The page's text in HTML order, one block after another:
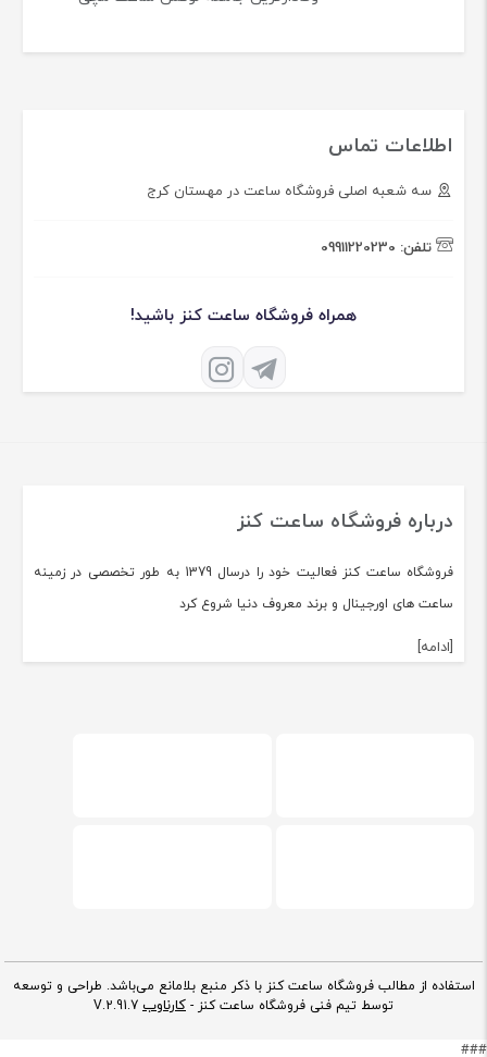
اطلاعات تماس
سه شعبه اصلی فروشگاه ساعت در مهستان کرج
تلفن: 09911220230
همراه فروشگاه ساعت کنز باشید!
درباره فروشگاه ساعت کنز
فروشگاه ساعت کنز فعالیت خود را درسال 1379 به طور تخصصی در زمینه
ساعت های اورجینال و برند معروف دنیا شروع کرد
[ادامه]
استفاده از مطالب فروشگاه ساعت کنز با ذکر منبع بلامانع می‌باشد. طراحی و توسعه
توسط تیم فنی فروشگاه ساعت کنز - کارناوب
###